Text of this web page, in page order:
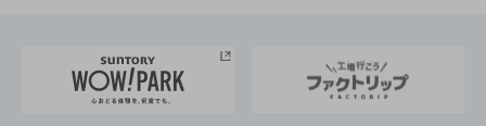
地域情報
サントリーサンバーズ大阪
サントリーが考えるサステナビリティ経営
企業概要